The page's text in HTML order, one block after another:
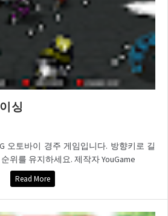
싱
오토바이 경주 게임입니다. 방향키로 길
위를 유지하세요. 제작자 YouGame
Read More